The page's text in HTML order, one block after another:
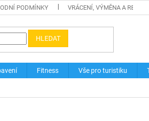
PODMÍNKY VRÁCENÍ, VÝMĚNA A
HLEDAT
Fitness Vše pro turistiku